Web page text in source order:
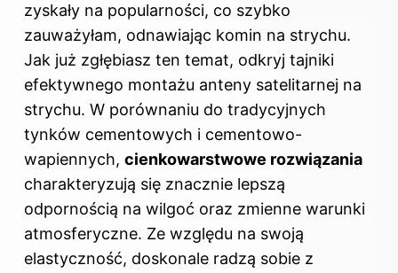
zyskały na popularności, co szybko
zauważyłam, odnawiając komin na strychu.
Jak już zgłębiasz ten temat, odkryj tajniki
efektywnego montażu anteny satelitarnej na
strychu. W porównaniu do tradycyjnych
tynków cementowych i cementowo-
wapiennych, cienkowarstwowe rozwiązania
charakteryzują się znacznie lepszą
odpornością na wilgoć oraz zmienne warunki
atmosferyczne. Ze względu na swoją
elastyczność, doskonale radzą sobie z